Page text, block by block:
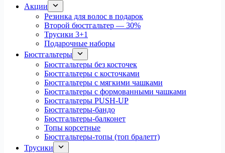
Акции
Резинка для волос в подарок
Второй бюстгальтер — 30%
Трусики 3+1
Подарочные наборы
Бюстгальтеры
Бюстгальтеры без косточек
Бюстгальтеры с косточками
Бюстгальтеры с мягкими чашками
Бюстгальтеры с формованными чашками
Бюстгальтеры PUSH-UP
Бюстгальтеры-бандо
Бюстгальтеры-балконет
Топы корсетные
Бюстгальтеры-топы (топ бралетт)
Трусики